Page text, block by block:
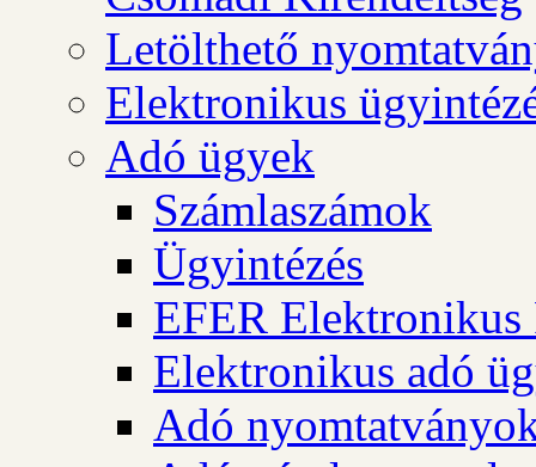
Letölthető
Elektronikus
Adó ügyek
Számlaszámok
Ügyintézés
EFER Elektronikus
Elektronikus adó
Adó